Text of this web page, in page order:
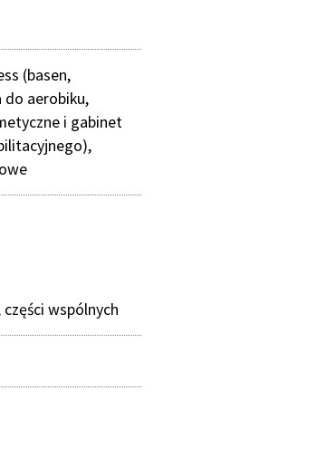
(basen,
do aerobiku,
i gabinet
części wspólnych